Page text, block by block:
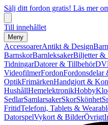
Sälj ditt fordon gratis! Läs mer
Till innehållet
Meny
AccessoarerAntikt & Design
BarnskorBarnleksakerBiljetter &
TidningarDatorer & Tillbehör
VideofilmerFordonFordonsdelar
OptikFrimärkenHandgjort &
HushållHemelektronikHobby
SedlarSamlarsakerSkorSkönhet
FritidTelefoni, Tablets &
DatorspelVykort & BilderÖvrigt